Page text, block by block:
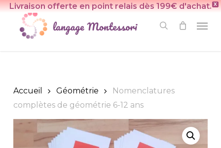
X
Livraison offerte en point relais dès 199€ d'achat.
Skip
content
search
Accueil Géométrie
Nomenclatures
complètes de géométrie 6-12 ans